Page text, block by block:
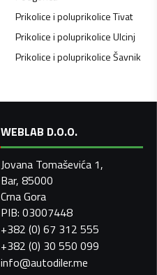
Prikolice i poluprikoliceTivat
Prikolice i poluprikoliceUlcinj
Prikolice i poluprikoliceŠavnik
WEBLAB D.O.O.
Jovana Tomaševića 1,
Bar, 85000
Crna Gora
PIB: 03007448
+382 (0) 67 312 555
+382 (0) 30 550 099
info@autodiler.me